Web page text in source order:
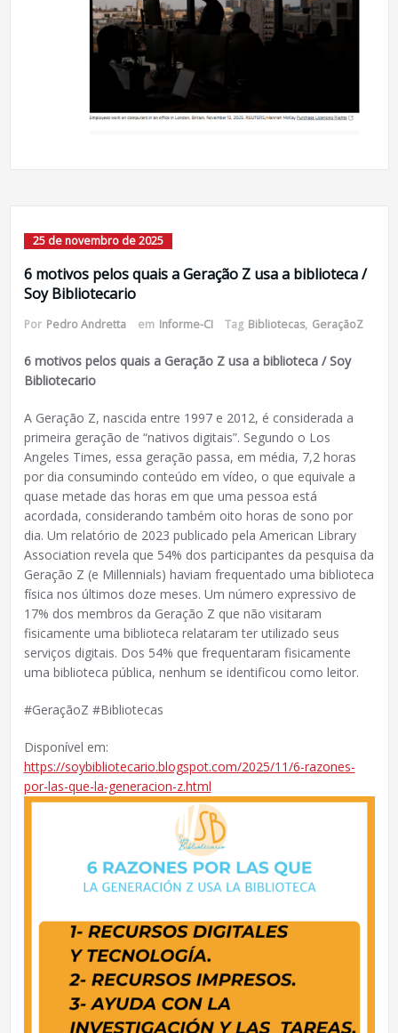
25 de novembro de 2025
6 motivos pelos quais a Geração Z usa a biblioteca /
Soy Bibliotecario
Por Pedro Andretta em Informe-CI Tag Bibliotecas, GeraçãoZ
6 motivos pelos quais a Geração Z usa a biblioteca / Soy
Bibliotecario
A Geração Z, nascida entre 1997 e 2012, é considerada a
primeira geração de “nativos digitais”. Segundo o Los
Angeles Times, essa geração passa, em média, 7,2 horas
por dia consumindo conteúdo em vídeo, o que equivale a
quase metade das horas em que uma pessoa está
acordada, considerando também oito horas de sono por
dia. Um relatório de 2023 publicado pela American Library
Association revela que 54% dos participantes da pesquisa da
Geração Z (e Millennials) haviam frequentado uma biblioteca
física nos últimos doze meses. Um número expressivo de
17% dos membros da Geração Z que não visitaram
fisicamente uma biblioteca relataram ter utilizado seus
serviços digitais. Dos 54% que frequentaram fisicamente
uma biblioteca pública, nenhum se identificou como leitor.
#GeraçãoZ #Bibliotecas
Disponível em:
https://soybibliotecario.blogspot.com/2025/11/6-razones-
por-las-que-la-generacion-z.html